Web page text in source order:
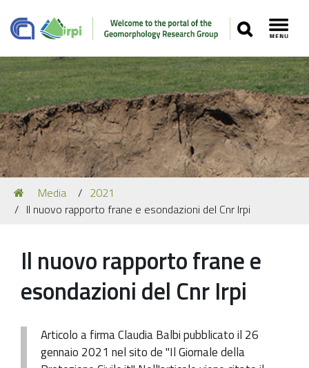
SEARCH
Navigation
Media
Our Location
You
are
here:
Media
2021
Il nuovo rapporto frane e esondazioni del Cnr Irpi
Il nuovo rapporto frane e
esondazioni del Cnr Irpi
Articolo a firma Claudia Balbi pubblicato il 26
gennaio 2021 nel sito de "Il Giornale della